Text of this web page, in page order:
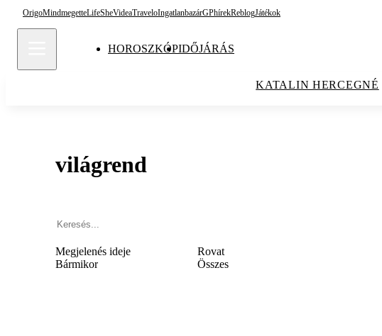
OrigoMindmegetteLifeSheVideaTraveloIngatlanbazárGPhírekReblogJátékok
HOROSZKÓPIDŐJÁRÁS
KATALIN HERCEGNÉ
világrend
Megjelenés ideje
Bármikor
Rovat
Összes